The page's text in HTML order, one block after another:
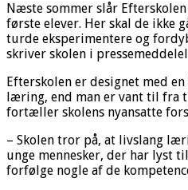
Næste sommer slår
første elever. Her skal de ikke
turde eksperimentere og
skriver skolen i
Efterskolen er designet med
læring, end man er vant til fra
fortæller skolens nyansatte
– Skolen tror på, at livslang
unge mennesker, der har lyst
forfølge nogle af de